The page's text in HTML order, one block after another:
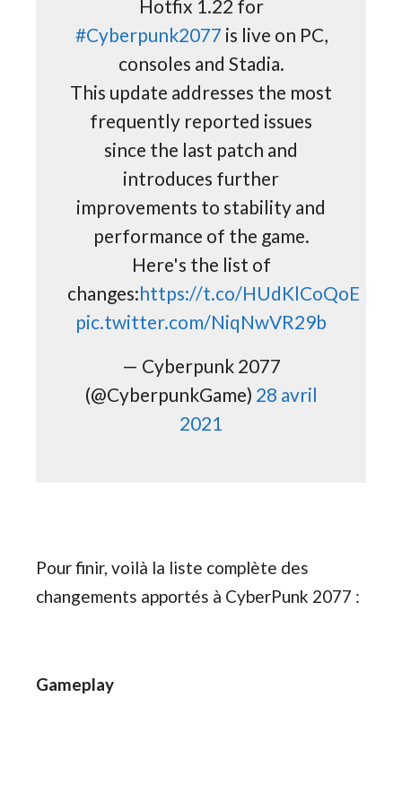
Hotfix 1.22 for
#Cyberpunk2077 is live on PC,
consoles and Stadia.
This update addresses the most
frequently reported issues
since the last patch and
introduces further
improvements to stability and
performance of the game.
Here's the list of
changes:https://t.co/HUdKlCoQoE
pic.twitter.com/NiqNwVR29b
— Cyberpunk 2077
(@CyberpunkGame) 28 avril
2021
Pour finir, voilà la liste complète des
changements apportés à CyberPunk 2077 :
Gameplay